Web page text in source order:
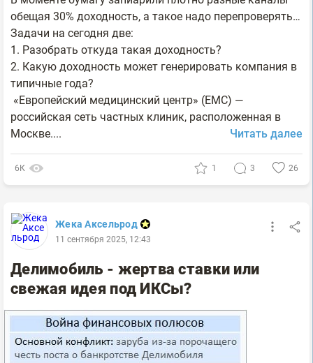
обещая 30% доходность, а такое надо перепроверять…
Задачи на сегодня две:
1. Разобрать откуда такая доходность?
2. Какую доходность может генерировать компания в
типичные года?
«Европейский медицинский центр» (EMC) —
российская сеть частных клиник, расположенная в
Москве....
Читать далее
6К 1 3 26
Жека Аксельрод
11 сентября 2025, 12:43
Делимобиль - жертва ставки или
свежая идея под ИКСы?